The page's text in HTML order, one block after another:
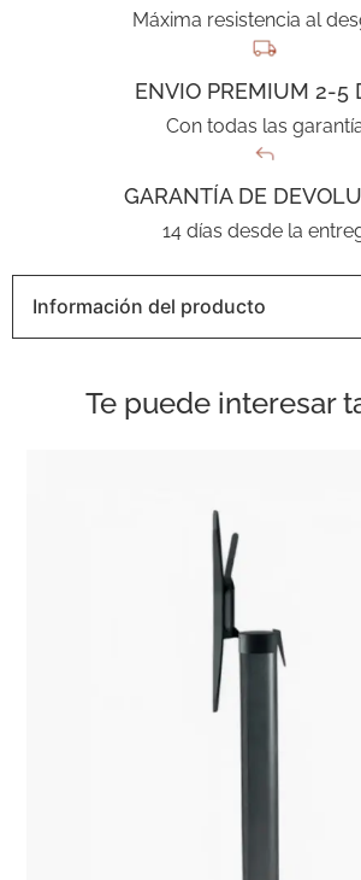
Máxima resistencia al
ENVIO PREMIUM 2-5
Con todas las
GARANTÍA DE
14 días desde la
Información del producto
Te puede interesar